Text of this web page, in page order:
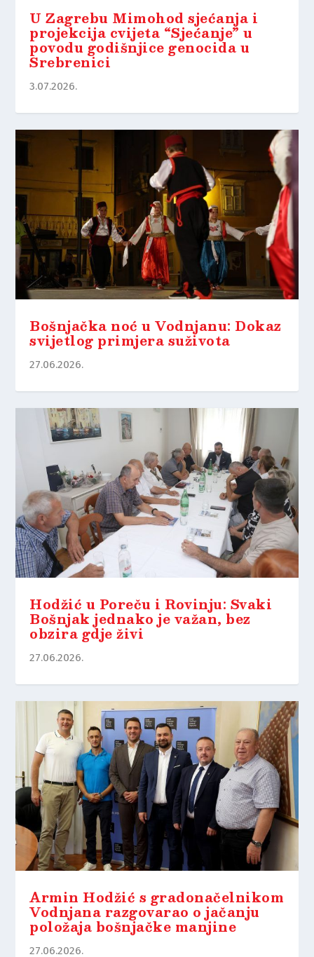
U Zagrebu Mimohod sjećanja i
projekcija cvijeta “Sjećanje” u
povodu godišnjice genocida u
Srebrenici
3.07.2026.
Bošnjačka noć u Vodnjanu: Dokaz
svijetlog primjera suživota
27.06.2026.
Hodžić u Poreču i Rovinju: Svaki
Bošnjak jednako je važan, bez
obzira gdje živi
27.06.2026.
Armin Hodžić s gradonačelnikom
Vodnjana razgovarao o jačanju
položaja bošnjačke manjine
27.06.2026.